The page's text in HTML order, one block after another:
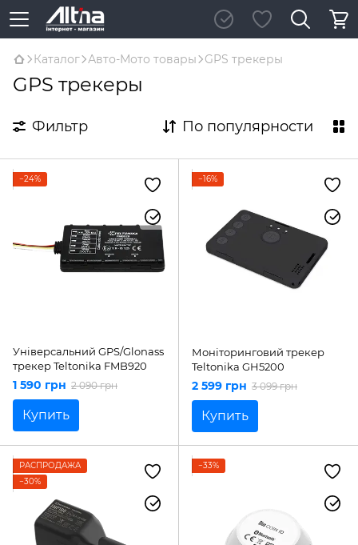
Каталог Авто-Мото товары GPS трекеры
GPS трекеры
Фильтр По популярности
−24%
Універсальний GPS/Glonass
трекер Teltonika FMB920
1 590 грн 2 090 грн
Купить
−16%
Моніторинговий трекер
Teltonika GH5200
2 599 грн 3 099 грн
Купить
РАСПРОДАЖА
−30%
−33%